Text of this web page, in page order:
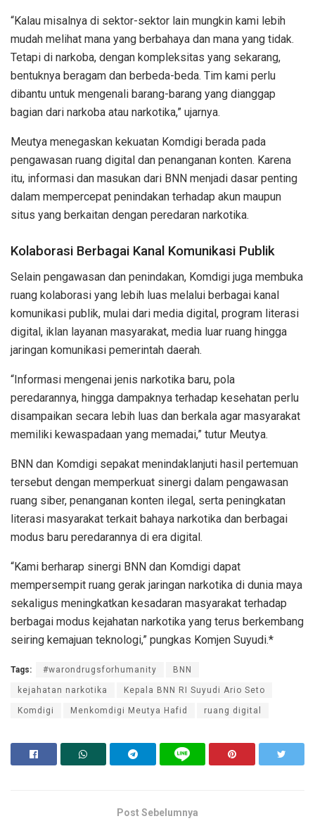
“Kalau misalnya di sektor-sektor lain mungkin kami lebih
mudah melihat mana yang berbahaya dan mana yang tidak.
Tetapi di narkoba, dengan kompleksitas yang sekarang,
bentuknya beragam dan berbeda-beda. Tim kami perlu
dibantu untuk mengenali barang-barang yang dianggap
bagian dari narkoba atau narkotika,” ujarnya.
Meutya menegaskan kekuatan Komdigi berada pada
pengawasan ruang digital dan penanganan konten. Karena
itu, informasi dan masukan dari BNN menjadi dasar penting
dalam mempercepat penindakan terhadap akun maupun
situs yang berkaitan dengan peredaran narkotika.
Kolaborasi Berbagai Kanal Komunikasi Publik
Selain pengawasan dan penindakan, Komdigi juga membuka
ruang kolaborasi yang lebih luas melalui berbagai kanal
komunikasi publik, mulai dari media digital, program literasi
digital, iklan layanan masyarakat, media luar ruang hingga
jaringan komunikasi pemerintah daerah.
“Informasi mengenai jenis narkotika baru, pola
peredarannya, hingga dampaknya terhadap kesehatan perlu
disampaikan secara lebih luas dan berkala agar masyarakat
memiliki kewaspadaan yang memadai,” tutur Meutya.
BNN dan Komdigi sepakat menindaklanjuti hasil pertemuan
tersebut dengan memperkuat sinergi dalam pengawasan
ruang siber, penanganan konten ilegal, serta peningkatan
literasi masyarakat terkait bahaya narkotika dan berbagai
modus baru peredarannya di era digital.
“Kami berharap sinergi BNN dan Komdigi dapat
mempersempit ruang gerak jaringan narkotika di dunia maya
sekaligus meningkatkan kesadaran masyarakat terhadap
berbagai modus kejahatan narkotika yang terus berkembang
seiring kemajuan teknologi,” pungkas Komjen Suyudi.*
Tags: #warondrugsforhumanity BNN
kejahatan narkotika Kepala BNN RI Suyudi Ario Seto
Komdigi Menkomdigi Meutya Hafid ruang digital
Post Sebelumnya